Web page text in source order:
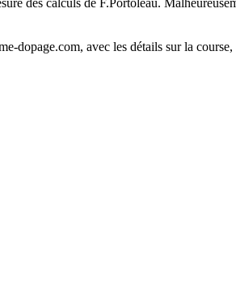
des calculs de F.Portoleau.
dopage.com, avec les détails sur la course,